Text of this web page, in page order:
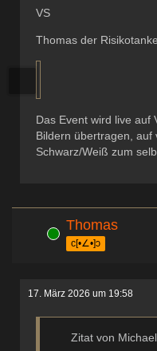
VS
Thomas der
Das Event wird live auf
Bildern übertragen, auf
Schwarz/Weiß zum
Online Thomas
c[•∠•]ɔ
17. März 2026 um 19:58
Zitat von